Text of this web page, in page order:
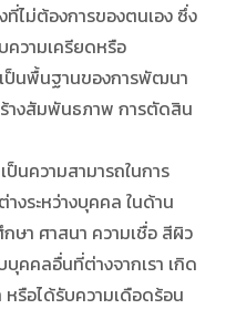
ที่ไม่ต้องการของตนเอง ซึ่ง
ความเครียดหรือ
ป็นพื้นฐานของการพัฒนา
างสัมพันธภาพ การตัดสิน
น
ป็นความสามารถในการ
งระหว่างบุคคล ในด้าน
ษา ศาสนา ความเชื่อ สีผิว
คคลอื่นที่ต่างจากเรา เกิด
รือได้รับความเดือดร้อน